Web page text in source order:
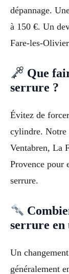
dépannage.
à 150 €. Un
Fare-les-
Que
serrure ?
Évitez de
cylindre. Notre
Ventabren, La
Provence pour
serrure.
serrure en
Un
généralement